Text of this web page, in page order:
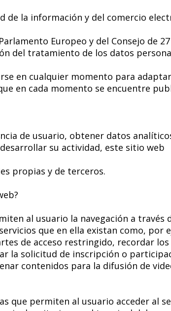
de la información y del comercio
Europeo y del Consejo de
del tratamiento de los datos
en cualquier momento para
en cada momento se encuentre
de usuario, obtener datos
su actividad, este sitio web
propias y de terceros.
al usuario la navegación a
que en ella existan como,
de acceso restringido, recordar
la solicitud de inscripción o
contenidos para la difusión de
que permiten al usuario acceder al